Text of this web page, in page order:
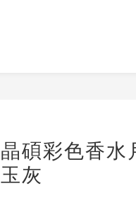
晶碩彩色香水
玉灰